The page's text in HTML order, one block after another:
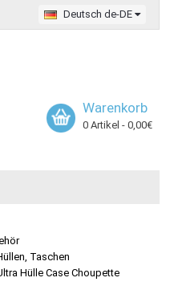
Deutsch de-DE
Warenkorb
0 Artikel - 0,00€
Taschen
Hülle Case Choupette